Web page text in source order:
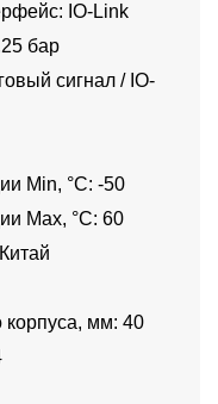
IO-Link
бар
сигнал / IO-
Min, °C: -50
Max, °C: 60
корпуса, мм: 40